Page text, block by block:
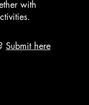
with
Submit here